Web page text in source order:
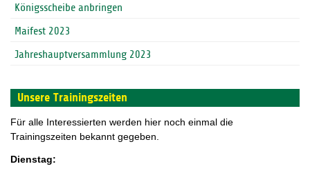
Königsscheibe anbringen
Maifest 2023
Jahreshauptversammlung 2023
Unsere Trainingszeiten
Für alle Interessierten werden hier noch einmal die
Trainingszeiten bekannt gegeben.
Dienstag: